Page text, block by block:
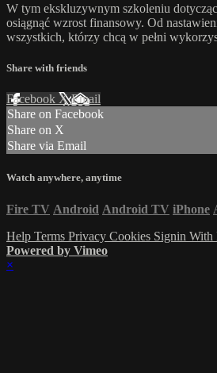
W tym ekskluzywnym szkoleniu
osiągnąć wzrost finansowy. Od
wszystkich, którzy chcą w pełni
Share with friends
Facebook XEmail
Share on Facebook
Share on X
Share via Email
Watch anywhere, anytime
Fire TV Android Android TV iPhone
Help Terms Privacy Cookies Signin With
Powered by Vimeo
×